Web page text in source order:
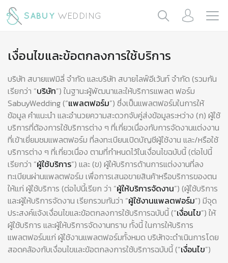
เงื่อนไขและข้อตกลงการใช้บริการ
บริษัท สบายแฟมิลี่ จำกัด และบริษัท สบายไลฟ์อีเว้นท์ จำกัด (รวมกัน
เรียกว่า “บริษัท”) ในฐานะผู้พัฒนาและให้บริการแพลต ฟอร์ม
SabuyWedding (“แพลตฟอร์ม”) ซึ่งเป็นแพลตฟอร์มในการให้
ข้อมูล คำแนะนำ และอำนวยความสะดวกจับคู่ส่งข้อมูลระหว่าง (ก) ผู้ใช้
บริการที่ต้องการใช้บริการต่าง ๆ ที่เกี่ยวเนื่องกับการจัดงานแต่งงาน
ที่เข้าเยี่ยมชมแพลตฟอร์ม ที่ลงทะเบียนเปิดบัญชีผู้ใช้งาน และ/หรือใช้
บริการต่าง ๆ ที่เกี่ยวเนื่อง ตามที่กำหนดไว้ในเงื่อนไขฉบับนี้ (ต่อไปนี้
เรียกว่า “ผู้ใช้บริการ”) และ (ข) ผู้ให้บริการด้านการแต่งงานที่ลง
ทะเบียนผ่านแพลตฟอร์ม เพื่อการเสนอขายสินค้าหรือบริการของตน
ให้แก่ ผู้ใช้บริการ (ต่อไปนี้เรียก ว่า “ผู้ให้บริการจัดงาน”) (ผู้ใช้บริการ
และผู้ให้บริการจัดงาน เรียกรวมกันว่า “ผู้ใช้งานแพลตฟอร์ม”) มีจุด
ประสงค์แจ้งเงื่อนไขและข้อตกลงการใช้บริการฉบับนี้ (“เงื่อนไข”) ให้
ผู้ใช้บริการ และผู้ให้บริการจัดงานทราบ ทั้งนี้ ในการให้บริการ
แพลตฟอร์มแก่ ผู้ใช้งานแพลตฟอร์มทั้งหมด บริษัทจะดำเนินการโดย
สอดคล้องกับเงื่อนไขและข้อตกลงการใช้บริการฉบับนี้ (“เงื่อนไข”)